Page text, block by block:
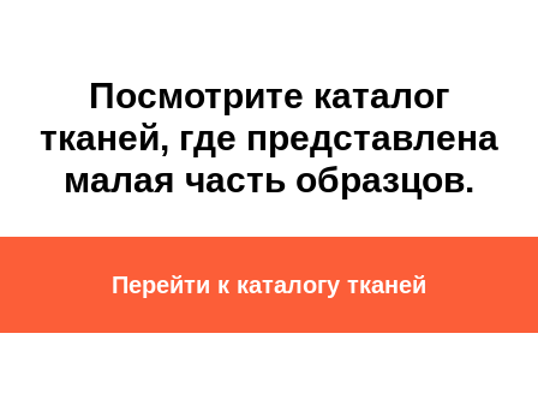
Посмотрите каталог
тканей, где представлена
малая часть образцов.
Перейти к каталогу тканей